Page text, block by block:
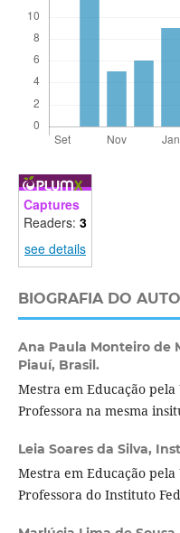
Captures
Readers: 3
see details
BIOGRAFIA DO
Ana Paula Monteiro de
Piauí, Brasil.
Mestra em Educação
Professora na mesma
Leia Soares da Silva,
Mestra em Educação
Professora do Instituto